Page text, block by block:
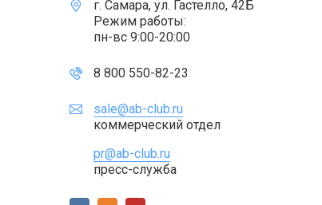
г. Самара, ул. Гастелло, 42Б
Режим работы:
пн-вс 9:00-20:00
8 800 550-82-23
sale@ab-club.ru
коммерческий отдел
pr@ab-club.ru
пресс-служба